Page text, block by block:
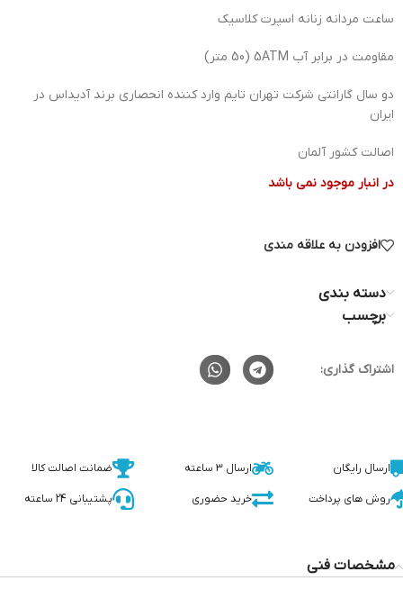
ساعت مردانه زنانه اسپرت کلاسیک
مقاومت در برابر آب 5ATM (50 متر)
دو سال گارانتی شرکت تهران تایم وارد کننده انحصاری برند آدیداس در
ایران
اصالت کشور آلمان
در انبار موجود نمی باشد
افزودن به علاقه مندی
دسته بندی
برچسب
اشتراک گذاری:
ارسال رایگان ارسال 3 ساعته ضمانت اصالت کالا
روش های پرداخت خرید حضوری پشتیبانی 24 ساعته
مشخصات فنی